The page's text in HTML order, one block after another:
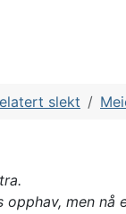
slekt
men nå